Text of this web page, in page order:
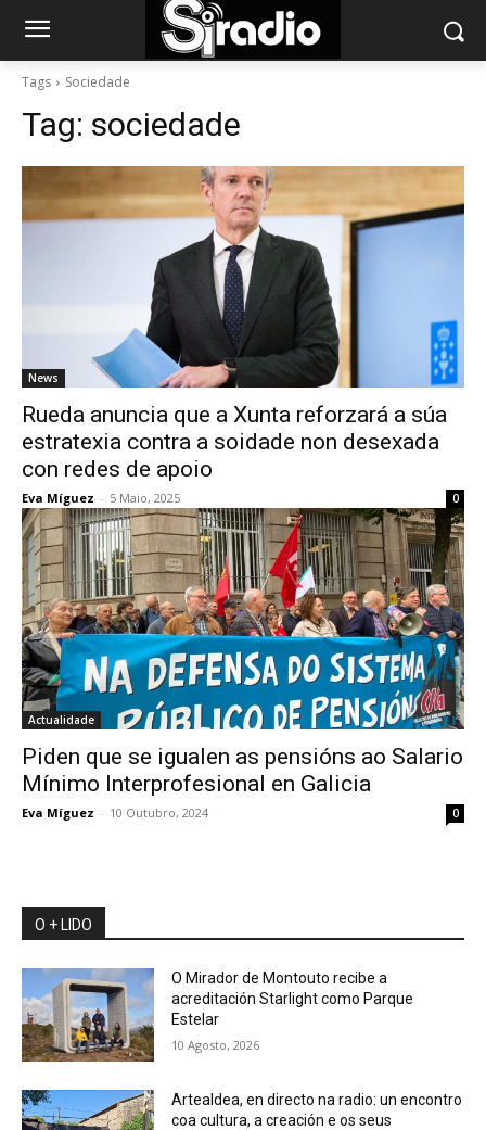
Tags Sociedade
Tag: sociedade
News
Rueda anuncia que a Xunta reforzará a súa
estratexia contra a soidade non desexada
con redes de apoio
Eva Míguez - 5 Maio, 2025 0
Actualidade
Piden que se igualen as pensións ao Salario
Mínimo Interprofesional en Galicia
Eva Míguez - 10 Outubro, 2024 0
O + LIDO
O Mirador de Montouto recibe a
acreditación Starlight como Parque
Estelar
10 Agosto, 2026
Artealdea, en directo na radio: un encontro
coa cultura, a creación e os seus